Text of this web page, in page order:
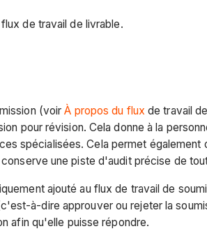
de travail de livrable.
(voirÀ propos du flux de travail
pour révision. Cela donne à la
spécialisées. Cela permet
une piste d'audit précise de
ajouté au flux de travail de
à-dire approuver ou rejeter la
afin qu'elle puisse répondre.